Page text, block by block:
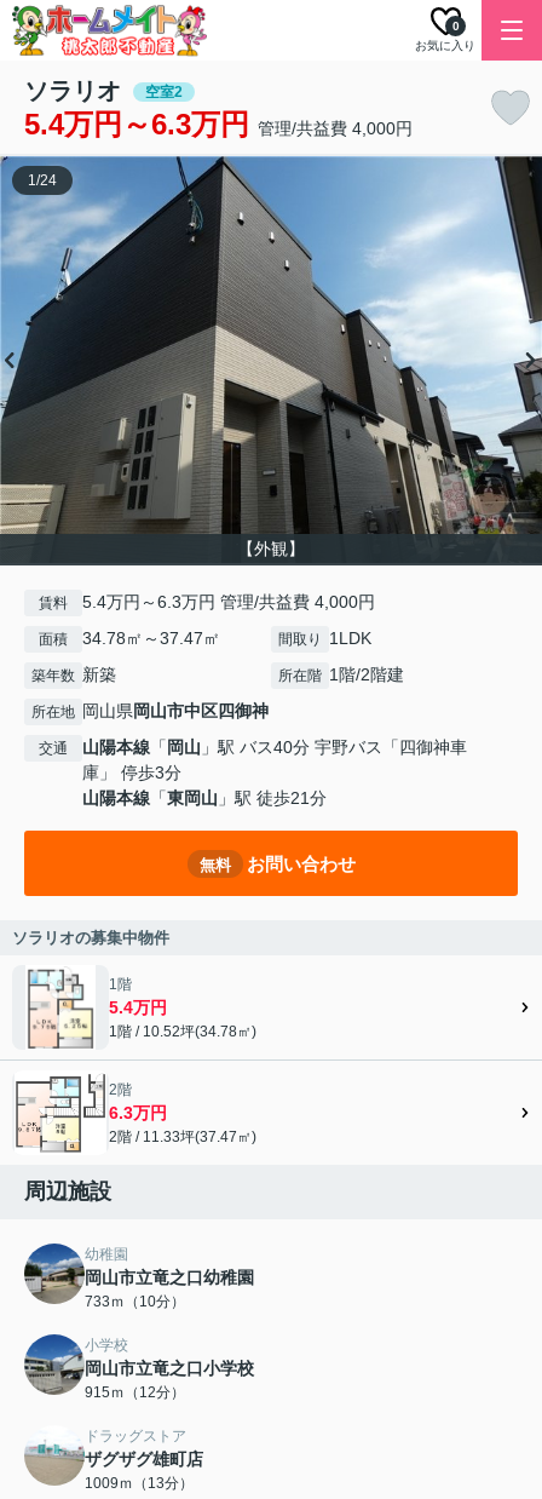
お気に入り
0
ソラリオ 空室2
5.4万円～6.3万円 管理/共益費 4,000円
【外観】
1/24
賃料 5.4万円～6.3万円 管理/共益費 4,000円
面積 34.78㎡～37.47㎡ 間取り 1LDK
築年数 新築 所在階 1階/2階建
所在地 岡山県岡山市中区四御神
交通 山陽本線 「 岡山 」駅 バス40分 宇野バス「四御神車
庫」 停歩3分
山陽本線 「東岡山 」駅 徒歩21分
無料 お問い合わせ
ソラリオの募集中物件
1階
5.4万円
1階 / 10.52坪(34.78㎡)
2階
6.3万円
2階 / 11.33坪(37.47㎡)
周辺施設
幼稚園
岡山市立竜之口幼稚園
733ｍ（10分）
小学校
岡山市立竜之口小学校
915ｍ（12分）
ドラッグストア
ザグザグ雄町店
1009ｍ（13分）